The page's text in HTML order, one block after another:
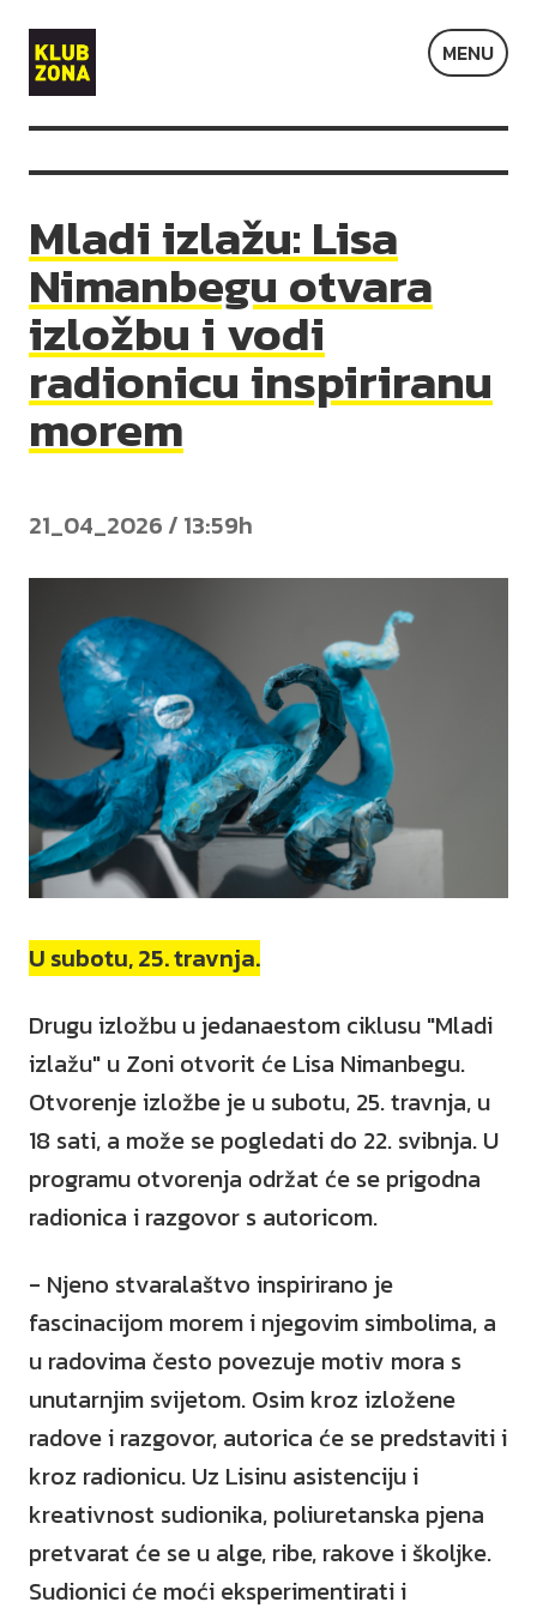
Klub
Zona
MENU
Mladi izlažu: Lisa
Nimanbegu otvara
izložbu i vodi
radionicu inspiriranu
morem
21_04_2026 / 13:59h
U subotu, 25. travnja.
Drugu izložbu u jedanaestom ciklusu "Mladi
izlažu" u Zoni otvorit će Lisa Nimanbegu.
Otvorenje izložbe je u subotu, 25. travnja, u
18 sati, a može se pogledati do 22. svibnja. U
programu otvorenja održat će se prigodna
radionica i razgovor s autoricom.
- Njeno stvaralaštvo inspirirano je
fascinacijom morem i njegovim simbolima, a
u radovima često povezuje motiv mora s
unutarnjim svijetom. Osim kroz izložene
radove i razgovor, autorica će se predstaviti i
kroz radionicu. Uz Lisinu asistenciju i
kreativnost sudionika, poliuretanska pjena
pretvarat će se u alge, ribe, rakove i školjke.
Sudionici će moći eksperimentirati i